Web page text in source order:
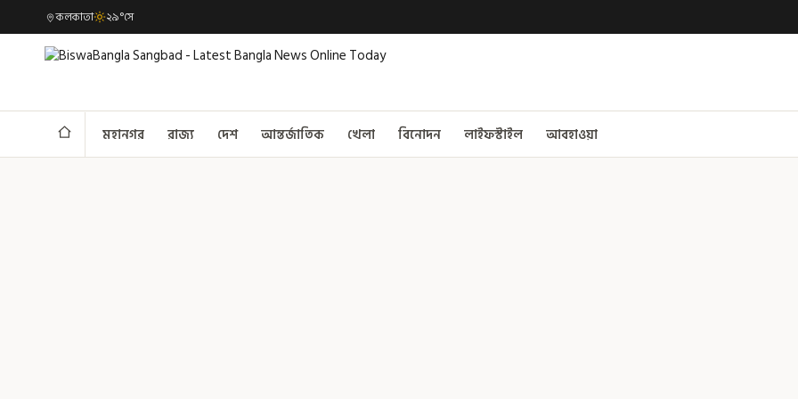
কলকাতা ২৯°সে
মহানগর রাজ্য দেশ আন্তর্জাতিক খেলা বিনোদন লাইফস্টাইল আবহাওয়া